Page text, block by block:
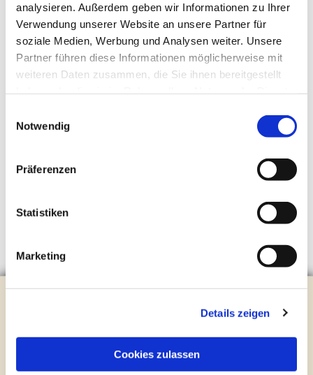
analysieren. Außerdem geben wir Informationen zu Ihrer
Verwendung unserer Website an unsere Partner für
soziale Medien, Werbung und Analysen weiter. Unsere
Partner führen diese Informationen möglicherweise mit
weiteren Daten zusammen, die Sie ihnen bereitgestellt
Notwendig
Präferenzen
Statistiken
Marketing
Details zeigen
Cookies zulassen
Brockhagener Straße 28 | 33803 Steinhagen
Newsletter abonnieren